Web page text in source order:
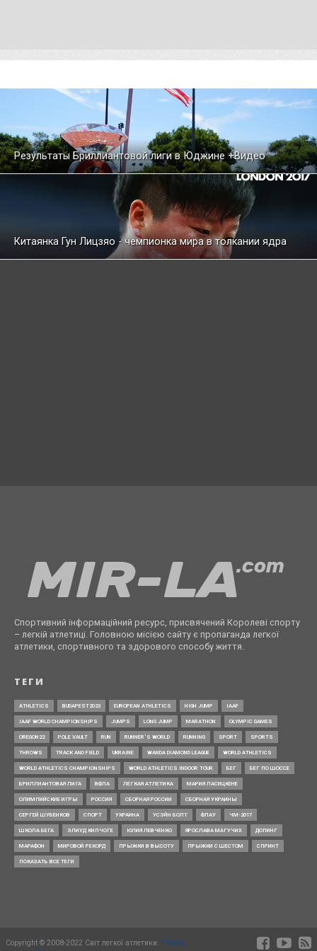
Результаты Бриллиантовой лиги в Юджине +Видео
Китаянка Гун Лицзяо - чемпионка мира в толкании ядра
Спортивний інформаційний ресурс, присвячений Королеві спорту
– легкій атлетиці. Головною місією сайту є пропаганда легкої
атлетики, спортивного та здорового способу життя.
ТЕГИ
ATHLETICS BUDAPEST2023 EUROPEAN ATHLETICS HIGH JUMP IAAF
IAAF WORLD CHAMPIONSHIPS JUMPS LONG JUMP MARATHON OLYMPIC GAMES
OREGON22 POLE VAULT RUN RUNNER’S WORLD RUNNING SPORT SPORTS
THROWS TRACK AND FIELD UKRAINE WANDA DIAMOND LEAGUE WORLD ATHLETICS
WORLD ATHLETICS CHAMPIONSHIPS WORLD ATHLETICS INDOOR TOUR БЕГ БЕГ ПО ШОССЕ
БРИЛЛИАНТОВАЯ ЛИГА ВФЛА ЛЕГКАЯ АТЛЕТИКА МАРИЯ ЛАСИЦКЕНЕ
ОЛИМПИЙСКИЕ ИГРЫ РОССИЯ СБОРНАЯ РОССИИ СБОРНАЯ УКРАИНЫ
СЕРГЕЙ ШУБЕНКОВ СПОРТ УКРАИНА УСЭЙН БОЛТ ФЛАУ ЧМ-2017
ШКОЛА БЕГА ЭЛИУД КИПЧОГЕ ЮЛИЯ ЛЕВЧЕНКО ЯРОСЛАВА МАГУЧИХ ДОПИНГ
МАРАФОН МИРОВОЙ РЕКОРД ПРЫЖКИ В ВЫСОТУ ПРЫЖКИ С ШЕСТОМ СПРИНТ
ПОКАЗАТЬ ВСЕ ТЕГИ
Copyright © 2008-2022 Світ легкої атлетики. Timing